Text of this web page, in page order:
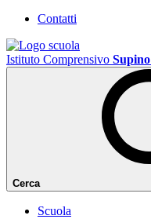
Contatti
Istituto Comprensivo Supino
Cerca
Scuola